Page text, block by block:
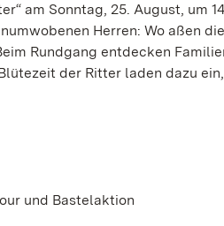
am Sonntag, 25. August, um
Herren: Wo aßen
Rundgang entdecken
der Ritter laden dazu
und Bastelaktion